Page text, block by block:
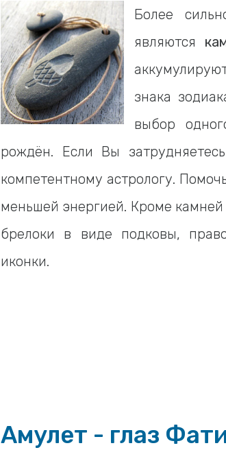
Более
являются
знака
выбор
рождён. Если Вы
компетентному астрологу.
меньшей энергией. Кроме
брелоки в виде подковы,
иконки.
Амулет - глаз